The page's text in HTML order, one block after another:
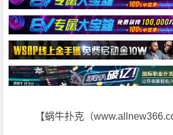
【蜗牛扑克（